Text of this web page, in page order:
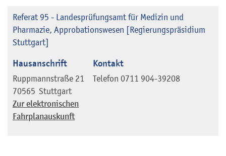
Referat 95 - Landesprüfungsamt für Medizin und
Pharmazie, Approbationswesen [Regierungspräsidium
Stuttgart]
Hausanschrift
Ruppmannstraße 21
70565 Stuttgart
Zur elektronischen
Fahrplanauskunft
Kontakt
Telefon 0711 904-39208